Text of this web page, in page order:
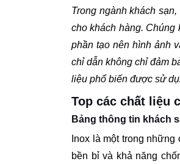
Trong ngành khách
cho khách hàng. Chúng
phần tạo nên hình ảnh
chỉ dẫn không chỉ đảm
liệu phổ biến được sử
Top các chất liệu
Bảng thông tin khách
Inox là một trong
bền bỉ và khả năng